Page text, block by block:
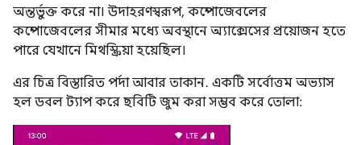
অন্তর্ভুক্ত করে না। উদাহরণস্বরূপ, কম্পোজেবলের
কম্পোজেবলের সীমার মধ্যে অবস্থানে অ্যাক্সেসের প্রয়োজন হতে
পারে যেখানে মিথস্ক্রিয়া হয়েছিল।
এর চিত্র বিস্তারিত পর্দা আবার তাকান. একটি সর্বোত্তম অভ্যাস
হল ডবল ট্যাপ করে ছবিটি জুম করা সম্ভব করে তোলা: